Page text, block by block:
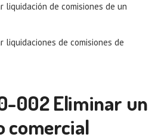
liquidación de comisiones de un
liquidaciones de comisiones de
002 Eliminar un
comercial